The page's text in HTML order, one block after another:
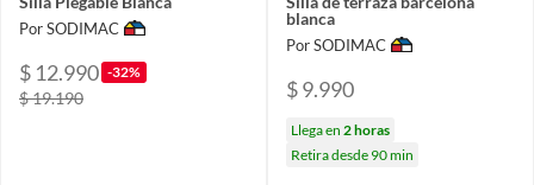
Por SODIMAC
$ 12.990 -32%
$ 19.190
blanca
Por SODIMAC
$ 9.990
Llega en 2 horas
Retira desde 90 min